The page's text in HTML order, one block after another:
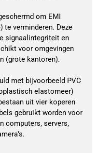
om EMI
te verminderen. Deze
signaalintegriteit en
voor omgevingen
(grote kantoren).
met bijvoorbeeld PVC
elastomeer)
uit vier koperen
gebruikt worden voor
computers, servers,